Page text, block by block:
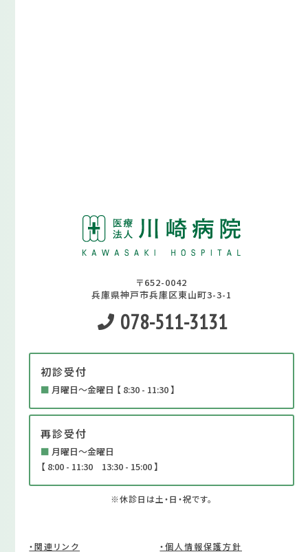
〒652-0042
兵庫県神戸市兵庫区東山町3-3-1
078-511-3131
初診受付
■ 月曜日～金曜日 【 8:30 - 11:30 】
再診受付
■ 月曜日～金曜日
【 8:00 - 11:30 13:30 - 15:00 】
※休診日は土・日・祝です。
・関連リンク ・個人情報保護方針